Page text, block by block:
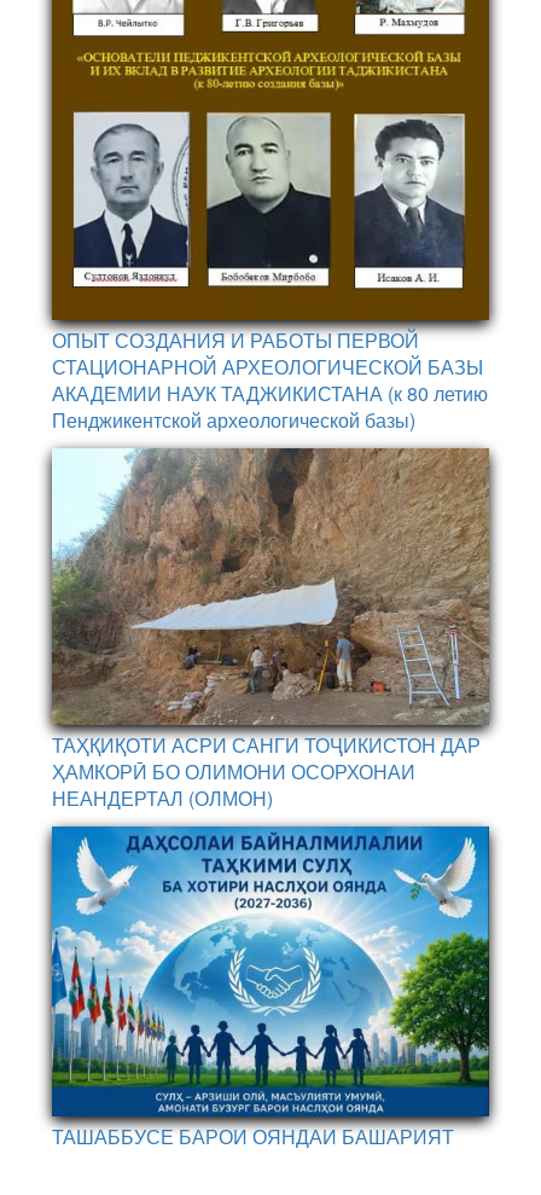
ОПЫТ СОЗДАНИЯ И РАБОТЫ ПЕРВОЙ
СТАЦИОНАРНОЙ АРХЕОЛОГИЧЕСКОЙ БАЗЫ
АКАДЕМИИ НАУК ТАДЖИКИСТАНА (к 80 летию
Пенджикентской археологической базы)
ТАҲҚИҚОТИ АСРИ САНГИ ТОҶИКИСТОН ДАР
ҲАМКОРӢ БО ОЛИМОНИ ОСОРХОНАИ
НЕАНДЕРТАЛ (ОЛМОН)
ТАШАББУСЕ БАРОИ ОЯНДАИ БАШАРИЯТ